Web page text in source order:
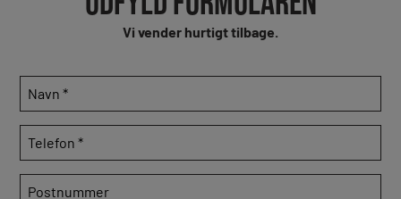
Vi vender hurtigt tilbage.
*
*